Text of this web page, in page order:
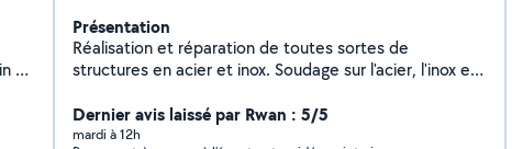
et
Présentation
Réalisation et réparation de toutes sortes de
structures en acier et inox. Soudage sur l'acier, l'inox et
divers mobiliers et déco en acier, inox et aluminium
(meubles TV, tables, étagères, lampes, horloges...).
Dernier avis laissé par Rwan : 5/5
mardi à 12h